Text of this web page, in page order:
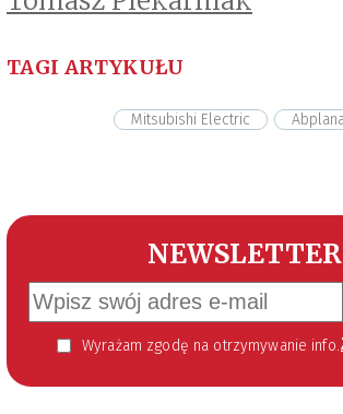
TAGI ARTYKUŁU
Mitsubishi Electric
NEWSLETTER
Wyrażam zgodę na otrzymywanie informacji handlowej kierowanej do mnie za pomocą środków komunikacji elektronicznej w szczególności poczty elektronicznej zgodnie z przepisem art. 10 ust 2 ustawy z dnia 18 lipca 2002 roku o świadczeniu usług drogą elektroniczną (Dz. U. 144 z 2002 r. poz. 1204). Zgoda jest dobrowolna, jednak jej wyrażenie jest konieczne, aby otrzymywać newsletter.